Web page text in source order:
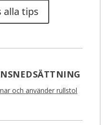
alla tips
och använder rullstol